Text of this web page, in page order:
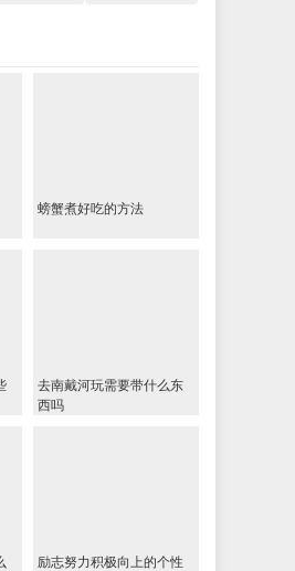
螃蟹煮好吃的方法
去南戴河玩需要带什么东
西吗
励志努力积极向上的个性